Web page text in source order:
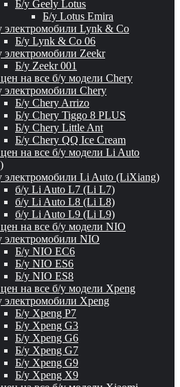
Б/у Geely Lotus
Б/у Lotus Emira
электромобили Lynk & Co
Б/у Lynk & Co 06
электромобили Zeekr
Б/у Zeekr 001
на все б/у модели Chery
электромобили Chery
Б/у Chery Arrizo
Б/у Chery Tiggo 8 PLUS
Б/у Chery Little Ant
Б/у Chery QQ Ice Cream
на все б/у модели Li Auto
электромобили Li Auto (LiXiang)
б/у Li Auto L7 (Li L7)
б/у Li Auto L8 (Li L8)
б/у Li Auto L9 (Li L9)
на все б/у модели NIO
электромобили NIO
Б/у NIO EC6
Б/у NIO ES6
Б/у NIO ES8
на все б/у модели Xpeng
электромобили Xpeng
Б/у Xpeng P7
Б/у Xpeng G3
Б/у Xpeng G6
Б/у Xpeng G7
Б/у Xpeng G9
Б/у Xpeng X9